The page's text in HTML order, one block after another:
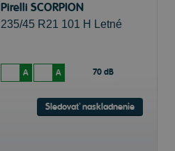
Pirelli SCORPION
235/45 R21 101 H Letné
A A 70 dB
Sledovať naskladnenie